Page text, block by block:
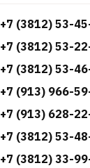
+7 (3812) 53-
+7 (3812) 53-
+7 (3812) 53-
+7 (913) 966-
+7 (913) 628-
+7 (3812) 53-
+7 (3812) 33-